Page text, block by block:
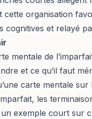
cette organisation
cognitives et relayé
mentale de
et ce qu’il faut
carte mentale
les
exemple court sur